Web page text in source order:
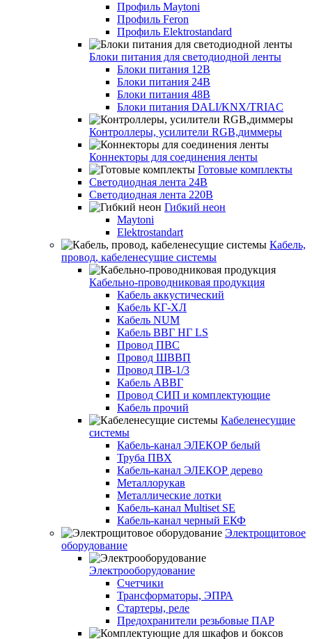
Профиль Maytoni
Профиль Feron
Профиль Elektrostandard
Блоки питания для светодиодной ленты
Блоки питания 12В
Блоки питания 24В
Блоки питания 48В
Блоки питания DALI/KNX/TRIAC
Контроллеры, усилители RGB,диммеры
Коннекторы для соединения ленты
Готовые комплекты
Светодиодная лента 24В
Светодиодная лента 220В
Гибкий неон
Maytoni
Elektrostandart
Кабель,
провод, кабеленесущие системы
Кабельно-проводниковая продукция
Кабель аккустический
Кабель КГ-ХЛ
Кабель NUM
Кабель ВВГ НГ LS
Провод ПВС
Провод ШВВП
Провод ПВ-1/3
Кабель АВВГ
Провод СИП и комплектующие
Кабель прочий
Кабеленесущие
системы
Кабель-канал ЭЛЕКОР белый
Труба ПВХ
Кабель-канал ЭЛЕКОР дерево
Металлорукав
Металлические лотки
Кабель-канал Multiset SE
Кабель-канал черный ЕКФ
Электрощитовое
оборудование
Электрооборудование
Счетчики
Трансформаторы, ЭПРА
Стартеры, реле
Предохранители резьбовые ПАР